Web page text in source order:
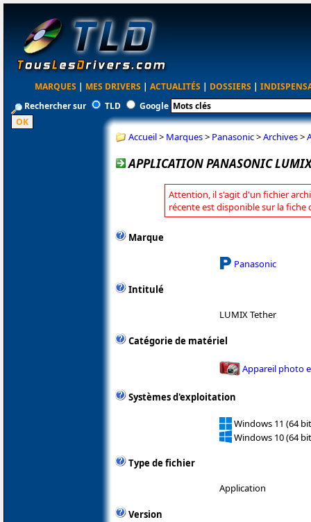
MARQUES | MES DRIVERS | ACTUALITÉS | DOSSIERS |
Rechercher sur
TLD Google
Accueil> Marques> Panasonic>Archives>
APPLICATION PANASONIC
Attention, il s'agit d'un fichier
récente est disponible sur la fiche
Marque
Panasonic
Intitulé
LUMIX Tether
Catégorie de matériel
Appareil photo
Systèmes d'exploitation
Windows 11 (64
Windows 10 (64
Type de fichier
Application
Version